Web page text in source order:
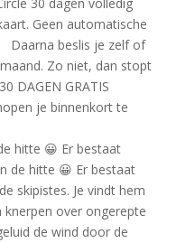
hitte 😀 Er bestaat